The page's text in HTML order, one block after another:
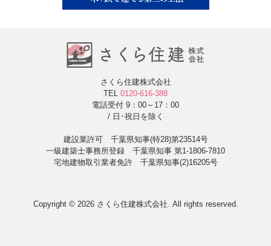
さくら住建株式会社
TEL 0120-616-388
電話受付 9：00～17：00
/ 日･祝日を除く
建設業許可 千葉県知事(特28)第23514号
一級建築士事務所登録 千葉県知事 第1-1806-7810
宅地建物取引業者免許 千葉県知事(2)16205号
Copyright © 2026 さくら住建株式会社. All rights reserved.